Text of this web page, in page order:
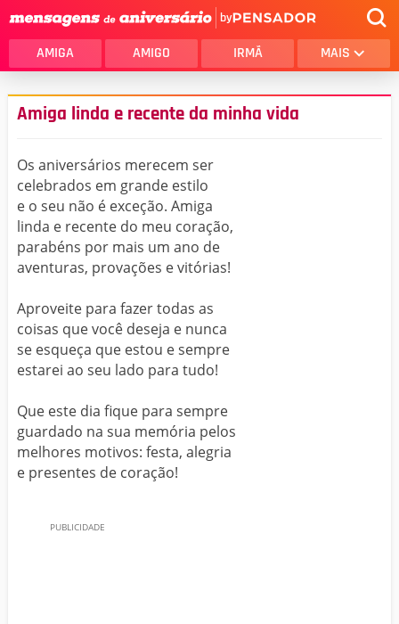
by
AMIGA AMIGO IRMÃ MAIS
Amiga linda e recente da minha vida
Os aniversários merecem ser
celebrados em grande estilo
e o seu não é exceção. Amiga
linda e recente do meu coração,
parabéns por mais um ano de
aventuras, provações e vitórias!
Aproveite para fazer todas as
coisas que você deseja e nunca
se esqueça que estou e sempre
estarei ao seu lado para tudo!
Que este dia fique para sempre
guardado na sua memória pelos
melhores motivos: festa, alegria
e presentes de coração!